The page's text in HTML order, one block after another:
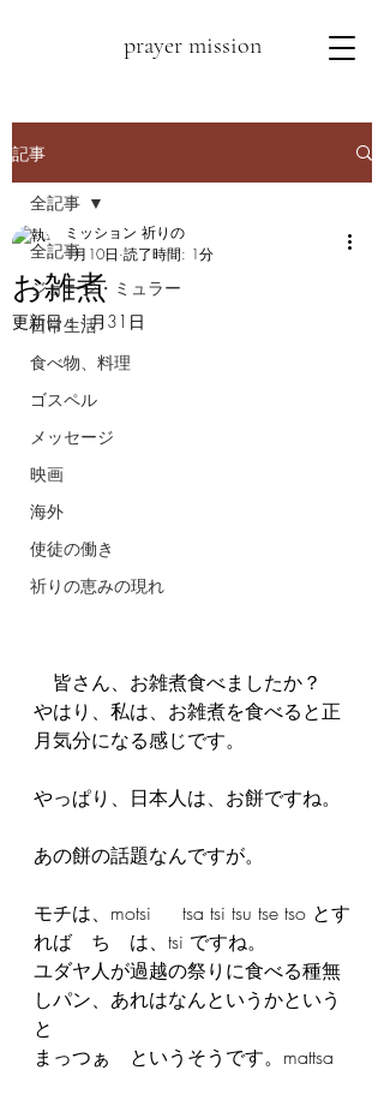
prayer mission
記事
全記事
ジョージ・ミュラー
日常生活
食べ物、料理
ゴスペル
メッセージ
映画
海外
使徒の働き
祈りの恵みの現れ
全記事
お雑煮
ミッション 祈りの
1月10日 読了時間: 1分
更新日：1月31日
皆さん、お雑煮食べましたか？
やはり、私は、お雑煮を食べると正
月気分になる感じです。
やっぱり、日本人は、お餅ですね。
あの餅の話題なんですが。
モチは、motsi  　tsa tsi tsu tse tso とす
れば　ち　は、tsi ですね。
ユダヤ人が過越の祭りに食べる種無
しパン、あれはなんというかという
と
まっつぁ　というそうです。mattsa